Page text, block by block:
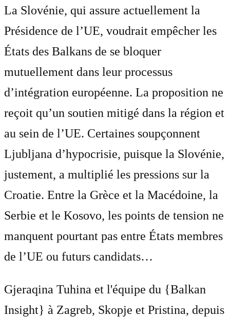
La Slovénie, qui assure actuellement la
Présidence de l’UE, voudrait empêcher les
États des Balkans de se bloquer
mutuellement dans leur processus
d’intégration européenne. La proposition ne
reçoit qu’un soutien mitigé dans la région et
au sein de l’UE. Certaines soupçonnent
Ljubljana d’hypocrisie, puisque la Slovénie,
justement, a multiplié les pressions sur la
Croatie. Entre la Grèce et la Macédoine, la
Serbie et le Kosovo, les points de tension ne
manquent pourtant pas entre États membres
de l’UE ou futurs candidats…
Gjeraqina Tuhina et l'équipe du {Balkan
Insight} à Zagreb, Skopje et Pristina, depuis